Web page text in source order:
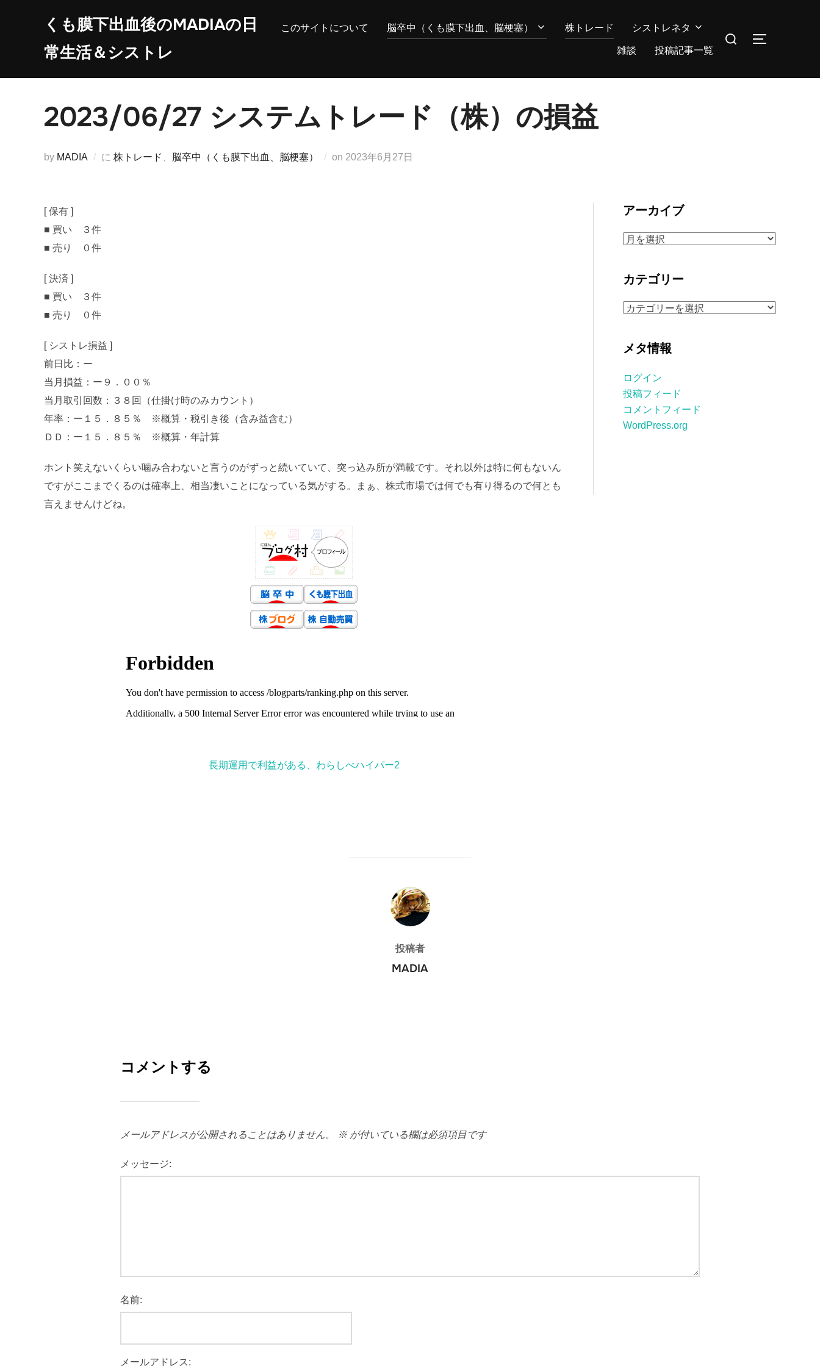
ツ
くも膜下出血後のMADIAの日
常生活＆シストレ
このサイトについて 脳卒中（くも膜下出血、脳梗塞） 株トレード
シストレネタ
雑談
投稿記事一覧
検
サイドバー
2023/06/27 システムトレード（株）の損益
by MADIA に 株トレード 脳卒中（くも膜下出血、脳梗塞） on 投
2023年6月27日
[ 保有 ]
■ 買い ３件
■ 売り ０件
[ 決済 ]
■ 買い ３件
■ 売り ０件
[ シストレ損益 ]
前日比：ー
当月損益：ー９．００％
当月取引回数：３８回（仕掛け時のみカウント）
年率：ー１５．８５％ ※概算・税引き後（含み益含む）
ＤＤ：ー１５．８５％ ※概算・年計算
ホント笑えないくらい噛み合わないと言うのがずっと続いていて、突っ込み所が満載です。それ以外は特に何もないん
ですがここまでくるのは確率上、相当凄いことになっている気がする。まぁ、株式市場では何でも有り得るので何とも
言えませんけどね。
長期運用で利益がある、わらしべハイパー2
アーカイブ
ア
イ
ブ
カテゴリー
カ
リ
メタ情報
ログイン
投稿フィード
コメントフィード
WordPress.org
投稿者
投稿者
MADIA
コメントする
メールアドレスが公開されることはありません。 ※ が付いている欄は必須項目です
メッセージ:
名前:
メールアドレス: